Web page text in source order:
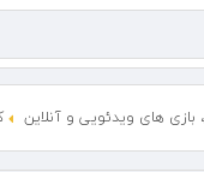
بازی های ویدئویی و آنلاین